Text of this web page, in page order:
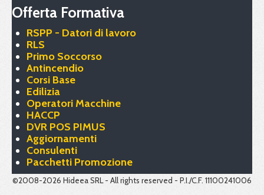
Offerta Formativa
RSPP - Datori di lavoro
RLS
Primo Soccorso
Antincendio
Corsi Base
Edilizia
Operatori Macchine
HACCP
DVR POS PIMUS
Aggiornamenti
Consulenti
Pacchetti Promozione
©2008-2026 Hideea SRL - All rights reserved - P.I./C.F. 11100241006